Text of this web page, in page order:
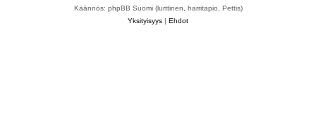
Käännös: phpBB Suomi (lurttinen, harritapio, Pettis)
Yksityisyys | Ehdot